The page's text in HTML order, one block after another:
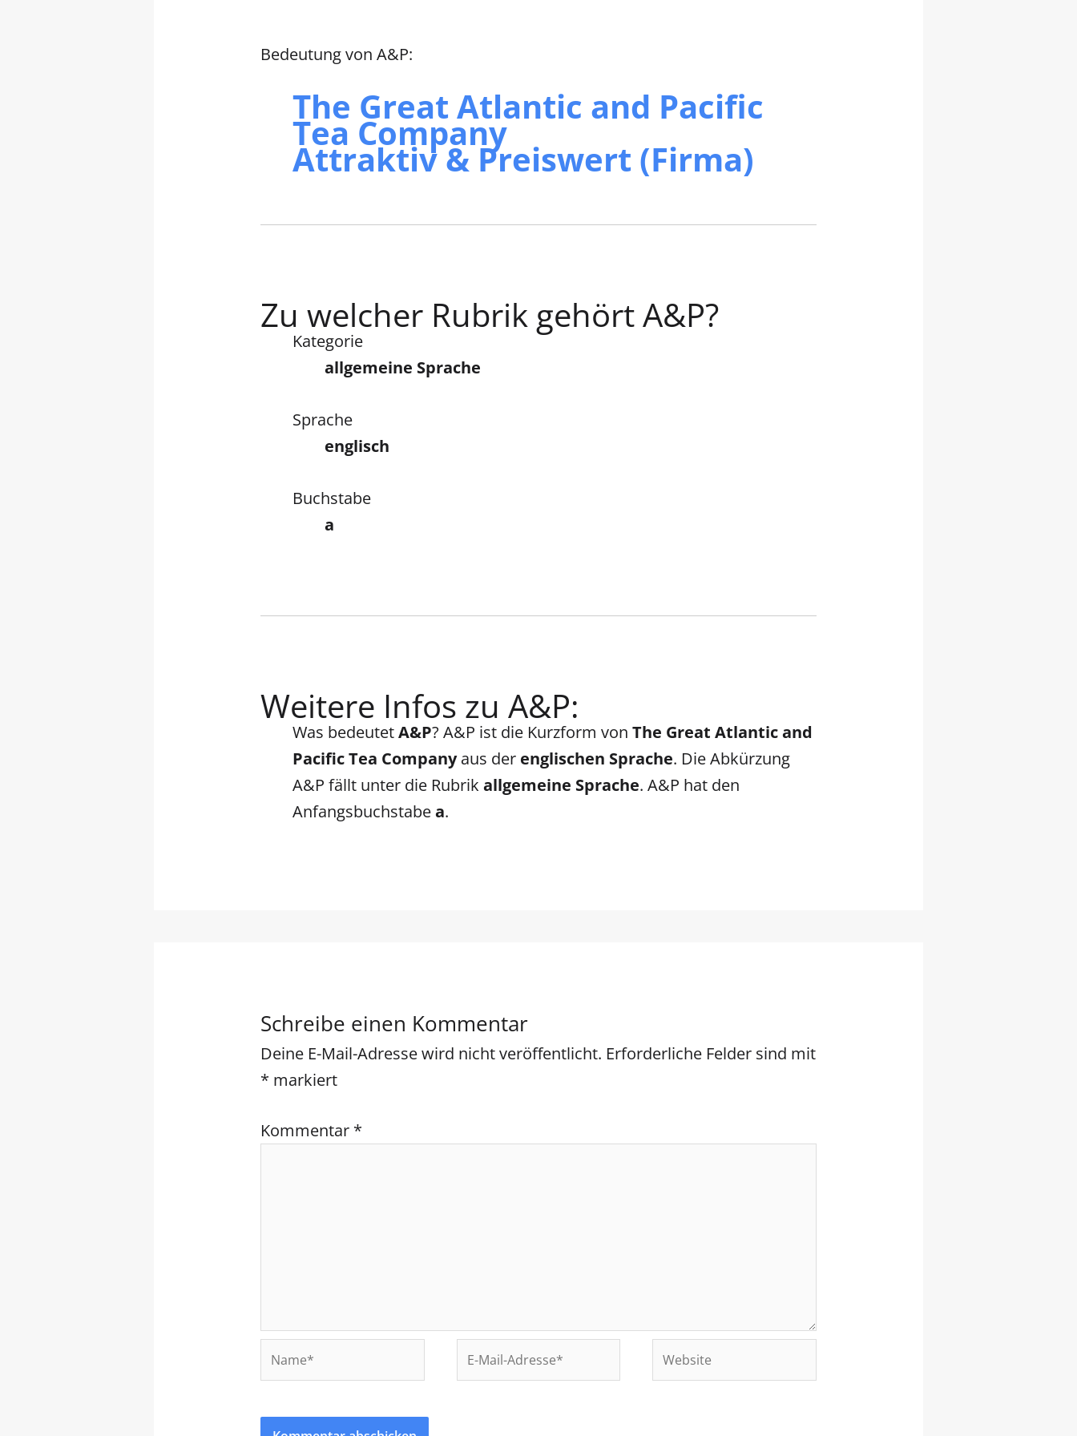
Bedeutung von A&P:
The Great Atlantic and Pacific
Tea Company
Attraktiv & Preiswert (Firma)
Zu welcher Rubrik gehört A&P?
Kategorie
allgemeine Sprache
Sprache
englisch
Buchstabe
a
Weitere Infos zu A&P:
Was bedeutetA&P? A&P ist die Kurzform vonThe Great Atlantic and
Pacific Tea Companyaus der englischen Sprache. Die Abkürzung
A&P fällt unter die Rubrikallgemeine Sprache. A&P hat den
Anfangsbuchstabea.
Schreibe einen Kommentar
Deine E-Mail-Adresse wird nicht veröffentlicht. Erforderliche Felder sind mit
* markiert
Kommentar *
Name*
E-
Mail-
Website